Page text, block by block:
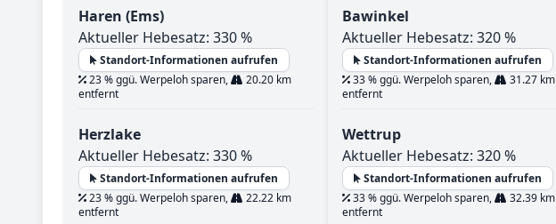
Haren (Ems)
Aktueller Hebesatz: 330 %
Standort-Informationen aufrufen
23 % ggü. Werpeloh sparen,
20.20 km
entfernt
Herzlake
Aktueller Hebesatz: 330 %
Standort-Informationen aufrufen
23 % ggü. Werpeloh sparen,
22.22 km
entfernt
Bawinkel
Aktueller Hebesatz: 320 %
Standort-Informationen aufrufen
33 % ggü. Werpeloh sparen,
31.27 km
entfernt
Wettrup
Aktueller Hebesatz: 320 %
Standort-Informationen aufrufen
33 % ggü. Werpeloh sparen,
32.39 km
entfernt